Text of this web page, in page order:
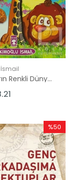
Hayvanların Renkli Dünyası
%50
İndirim